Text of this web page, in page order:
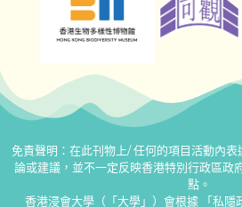
免責聲明：在此刊物上/ 任何的項⽬活動內
論或建議，並不⼀定反映香港特別⾏政區政
點。
香港浸會大學（「大學」）會根據 「私隱